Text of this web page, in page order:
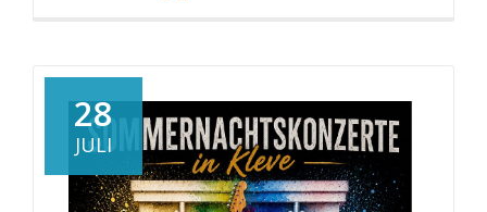
WALLFAHRT
am
6.
September
28
JULI